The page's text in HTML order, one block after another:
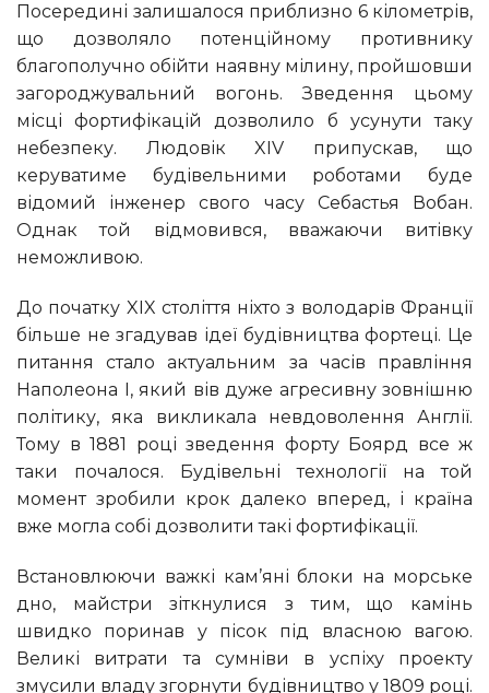
Посередині залишалося приблизно 6 кілометрів,
що дозволяло потенційному противнику
благополучно обійти наявну мілину, пройшовши
загороджувальний вогонь. Зведення цьому
місці фортифікацій дозволило б усунути таку
небезпеку. Людовік XIV припускав, що
керуватиме будівельними роботами буде
відомий інженер свого часу Себастья Вобан.
Однак той відмовився, вважаючи витівку
неможливою.
До початку XIX століття ніхто з володарів Франції
більше не згадував ідеї будівництва фортеці. Це
питання стало актуальним за часів правління
Наполеона I, який вів дуже агресивну зовнішню
політику, яка викликала невдоволення Англії.
Тому в 1881 році зведення форту Боярд все ж
таки почалося. Будівельні технології на той
момент зробили крок далеко вперед, і країна
вже могла собі дозволити такі фортифікації.
Встановлюючи важкі кам’яні блоки на морське
дно, майстри зіткнулися з тим, що камінь
швидко поринав у пісок під власною вагою.
Великі витрати та сумніви в успіху проекту
змусили владу згорнути будівництво у 1809 році.